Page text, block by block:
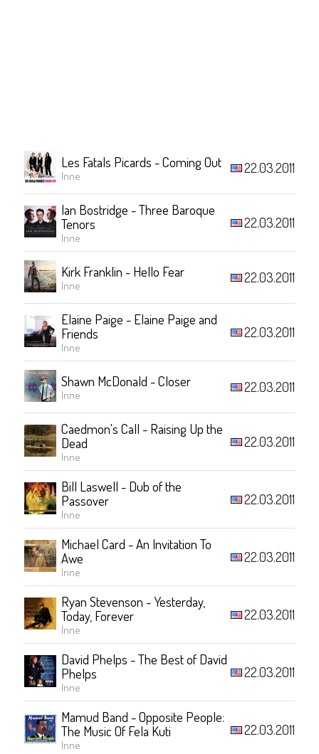
Les Fatals Picards - Coming Out
Inne 22.03.2011
Ian Bostridge - Three Baroque
Tenors
Inne
22.03.2011
Kirk Franklin - Hello Fear
Inne 22.03.2011
Elaine Paige - Elaine Paige and
Friends
Inne
22.03.2011
Shawn McDonald - Closer
Inne 22.03.2011
Caedmon's Call - Raising Up the
Dead
Inne
22.03.2011
Bill Laswell - Dub of the
Passover
Inne
22.03.2011
Michael Card - An Invitation To
Awe
Inne
22.03.2011
Ryan Stevenson - Yesterday,
Today, Forever
Inne
22.03.2011
David Phelps - The Best of David
Phelps
Inne
22.03.2011
Mamud Band - Opposite People:
The Music Of Fela Kuti
Inne
22.03.2011